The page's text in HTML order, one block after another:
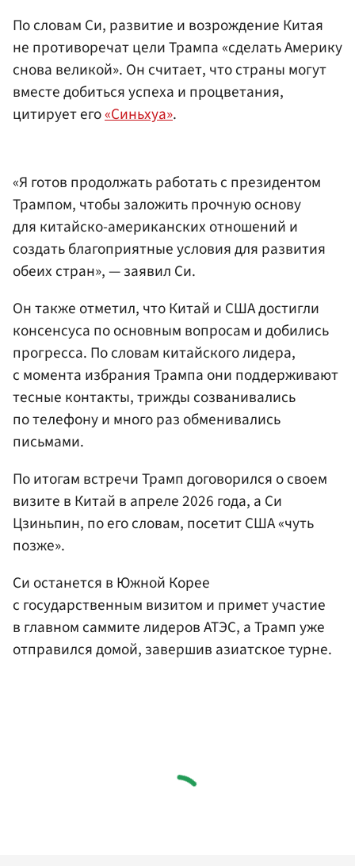
По словам Си, развитие и возрождение Китая
не противоречат цели Трампа «сделать Америку
снова великой». Он считает, что страны могут
вместе добиться успеха и процветания,
цитирует его«Синьхуа».
«Я готов продолжать работать с президентом
Трампом, чтобы заложить прочную основу
для китайско-американских отношений и
создать благоприятные условия для развития
обеих стран», — заявил Си.
Он также отметил, что Китай и США достигли
консенсуса по основным вопросам и добились
прогресса. По словам китайского лидера,
с момента избрания Трампа они поддерживают
тесные контакты, трижды созванивались
по телефону и много раз обменивались
письмами.
По итогам встречи Трамп договорился о своем
визите в Китай в апреле 2026 года, а Си
Цзиньпин, по его словам, посетит США «чуть
позже».
Си останется в Южной Корее
с государственным визитом и примет участие
в главном саммите лидеров АТЭС, а Трамп уже
отправился домой, завершив азиатское турне.